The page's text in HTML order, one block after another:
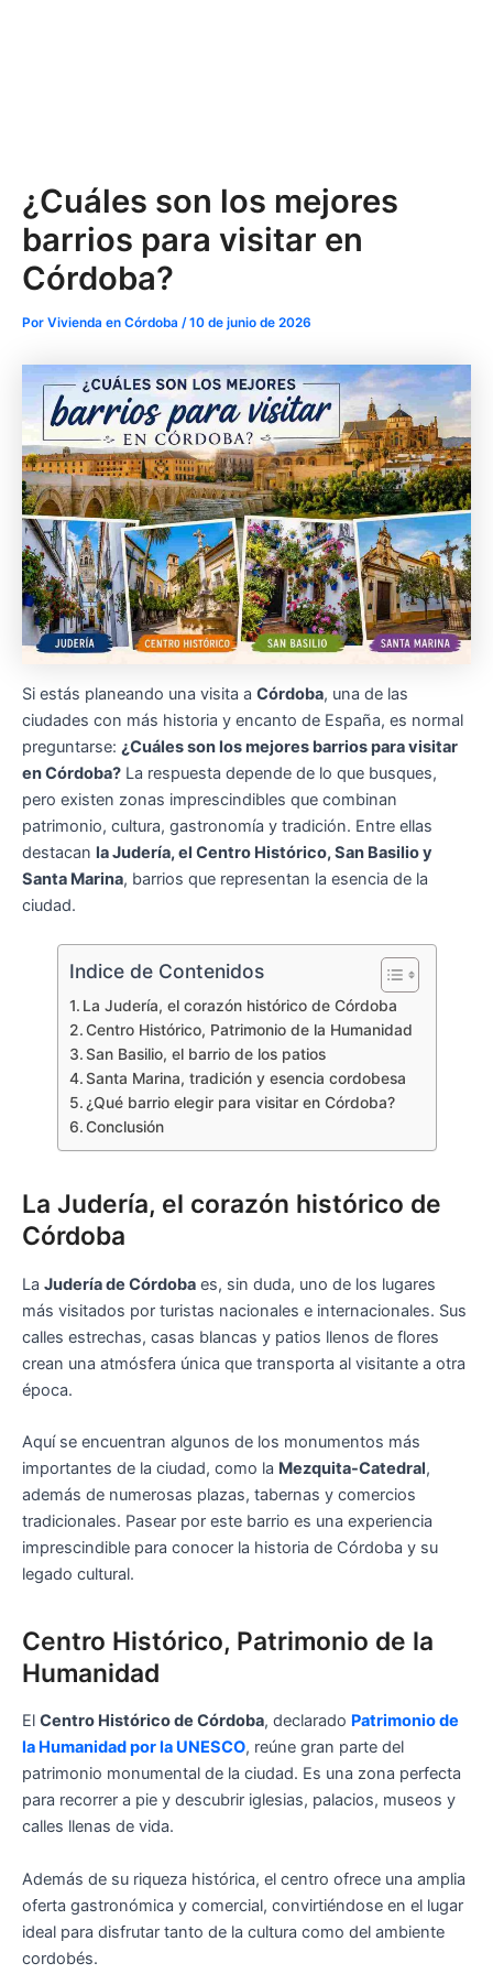
¿Cuáles son los mejores
barrios para visitar en
Córdoba?
Por Vivienda en Córdoba /10 de junio de 2026
Si estás planeando una visita a Córdoba, una de las
ciudades con más historia y encanto de España, es normal
preguntarse: ¿Cuáles son los mejores barrios para visitar
en Córdoba? La respuesta depende de lo que busques,
pero existen zonas imprescindibles que combinan
patrimonio, cultura, gastronomía y tradición. Entre ellas
destacan la Judería, el Centro Histórico, San Basilio y
Santa Marina, barrios que representan la esencia de la
ciudad.
Indice de Contenidos
La Judería, el corazón histórico de Córdoba
Centro Histórico, Patrimonio de la Humanidad
San Basilio, el barrio de los patios
Santa Marina, tradición y esencia cordobesa
¿Qué barrio elegir para visitar en Córdoba?
Conclusión
La Judería, el corazón histórico de
Córdoba
La Judería de Córdoba es, sin duda, uno de los lugares
más visitados por turistas nacionales e internacionales. Sus
calles estrechas, casas blancas y patios llenos de flores
crean una atmósfera única que transporta al visitante a otra
época.
Aquí se encuentran algunos de los monumentos más
importantes de la ciudad, como la Mezquita-Catedral,
además de numerosas plazas, tabernas y comercios
tradicionales. Pasear por este barrio es una experiencia
imprescindible para conocer la historia de Córdoba y su
legado cultural.
Centro Histórico, Patrimonio de la
Humanidad
El Centro Histórico de Córdoba, declarado Patrimonio de
la Humanidad por la UNESCO, reúne gran parte del
patrimonio monumental de la ciudad. Es una zona perfecta
para recorrer a pie y descubrir iglesias, palacios, museos y
calles llenas de vida.
Además de su riqueza histórica, el centro ofrece una amplia
oferta gastronómica y comercial, convirtiéndose en el lugar
ideal para disfrutar tanto de la cultura como del ambiente
cordobés.